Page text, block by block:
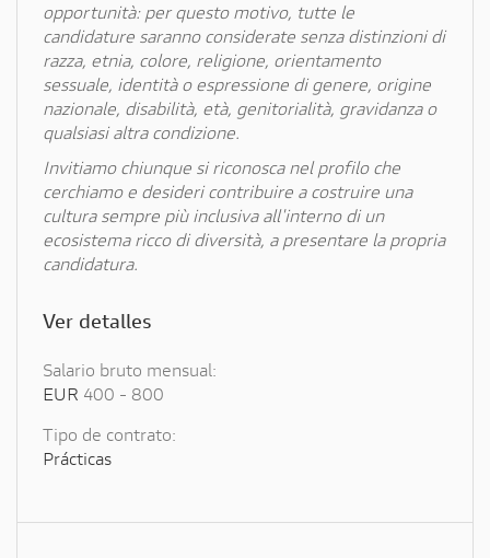
opportunità: per questo motivo, tutte le
candidature saranno considerate senza distinzioni di
razza, etnia, colore, religione, orientamento
sessuale, identità o espressione di genere, origine
nazionale, disabilità, età, genitorialità, gravidanza o
qualsiasi altra condizione.
Invitiamo chiunque si riconosca nel profilo che
cerchiamo e desideri contribuire a costruire una
cultura sempre più inclusiva all'interno di un
ecosistema ricco di diversità, a presentare la propria
candidatura.
Ver detalles
Salario bruto mensual:
EUR 400 - 800
Tipo de contrato:
Prácticas